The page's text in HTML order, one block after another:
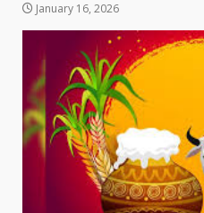
January 16, 2026